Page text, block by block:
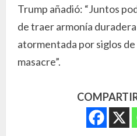
Trump añadió: “Juntos
de traer armonía
atormentada por siglos
masacre”.